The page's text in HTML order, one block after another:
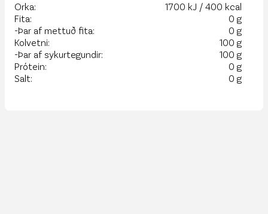
Orka:
1700 kJ / 400 kcal
Fita:
0 g
-Þar af mettuð fita:
0 g
Kolvetni:
100 g
-Þar af sykurtegundir:
100 g
Prótein:
0 g
Salt:
0 g